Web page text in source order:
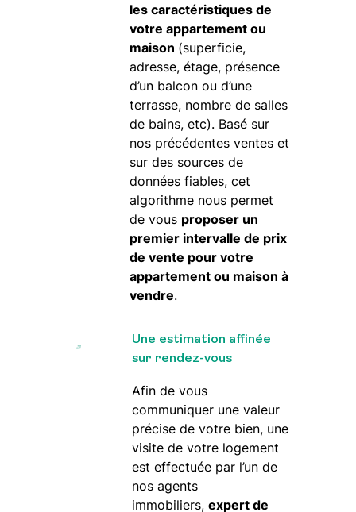
les caractéristiques de
votre appartement ou
maison (superficie,
adresse, étage, présence
d’un balcon ou d’une
terrasse, nombre de salles
de bains, etc). Basé sur
nos précédentes ventes et
sur des sources de
données fiables, cet
algorithme nous permet
de vous proposer un
premier intervalle de prix
de vente pour votre
appartement ou maison à
vendre.
Une estimation affinée
sur rendez-vous
Afin de vous
communiquer une valeur
précise de votre bien, une
visite de votre logement
est effectuée par l’un de
nos agents
immobiliers,expert de